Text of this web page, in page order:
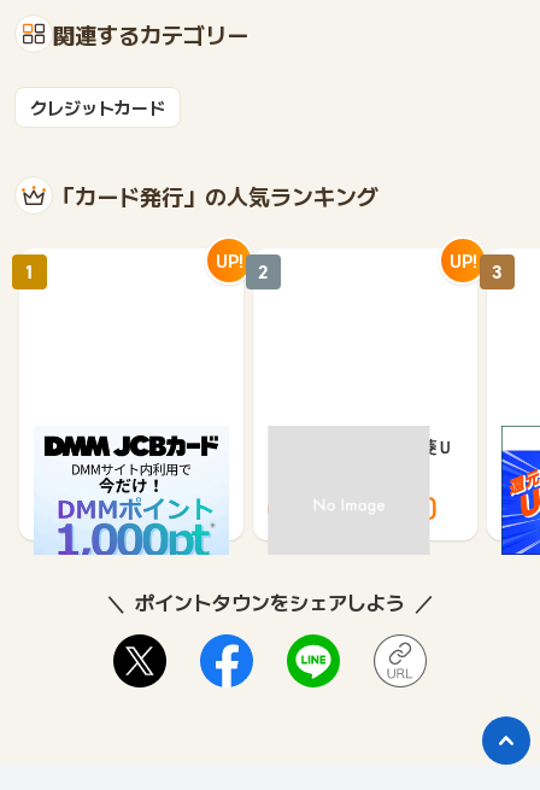
関連するカテゴリー
クレジットカード
「カード発行」の人気ランキング
DMM JCBカード（発
3,000 5,500
1 UP!
【過去最高還元】三菱Ｕ
8,000 12,000
2 UP!
※合
※【
シ
3
ポイントタウンをシェアしよう